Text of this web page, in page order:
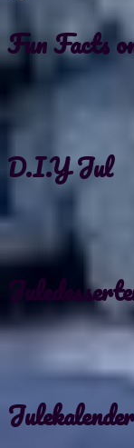
Fun Facts
D.I.Y Jul